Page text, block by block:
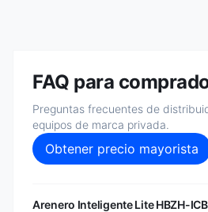
FAQ para
Preguntas frecuentes de
equipos de marca privada.
Obtener precio mayorista
Arenero Inteligente Lite HBZH-